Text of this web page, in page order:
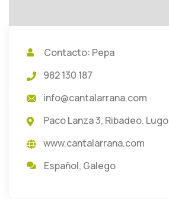
Contacto: Pepa
982 130 187
info@cantalarrana.com
Paco Lanza 3, Ribadeo. Lugo
www.cantalarrana.com
Español, Galego